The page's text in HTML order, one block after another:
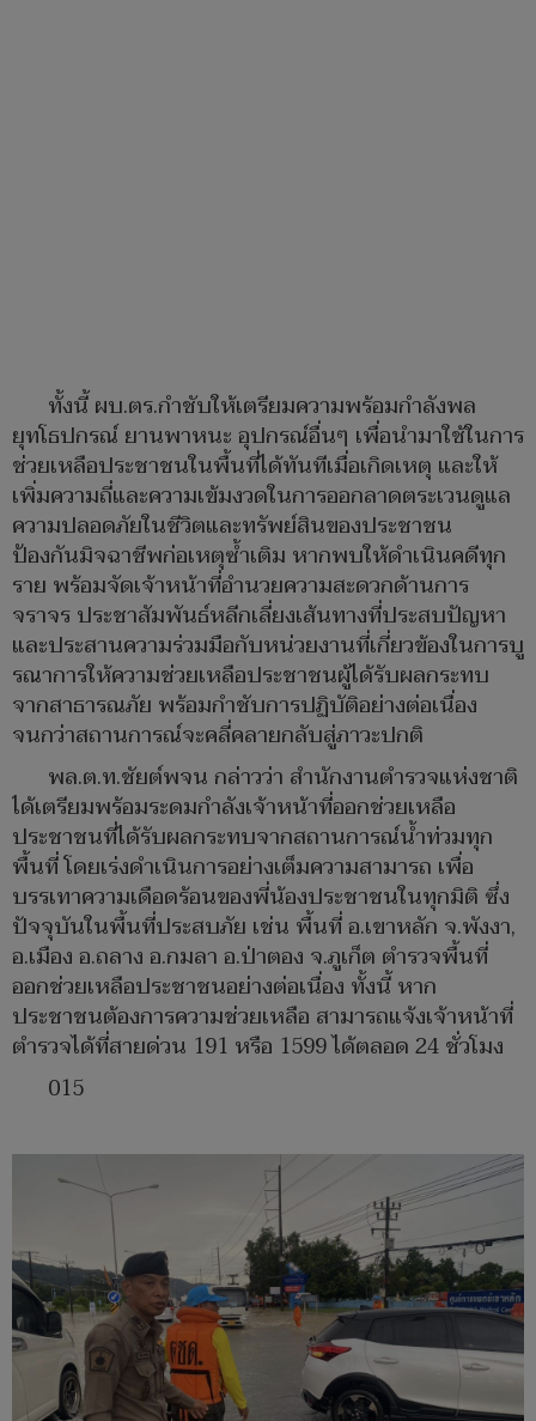
ทั้งนี้ ผบ.ตร.กำชับให้เตรียมความพร้อมกำลังพล
ยุทโธปกรณ์ ยานพาหนะ อุปกรณ์อื่นๆ เพื่อนำมาใช้ในการ
ช่วยเหลือประชาชนในพื้นที่ได้ทันทีเมื่อเกิดเหตุ และให้
เพิ่มความถี่และความเข้มงวดในการออกลาดตระเวนดูแล
ความปลอดภัยในชีวิตและทรัพย์สินของประชาชน
ป้องกันมิจฉาชีพก่อเหตุซ้ำเติม หากพบให้ดำเนินคดีทุก
ราย พร้อมจัดเจ้าหน้าที่อำนวยความสะดวกด้านการ
จราจร ประชาสัมพันธ์หลีกเลี่ยงเส้นทางที่ประสบปัญหา
และประสานความร่วมมือกับหน่วยงานที่เกี่ยวข้องในการบู
รณาการให้ความช่วยเหลือประชาชนผู้ได้รับผลกระทบ
จากสาธารณภัย พร้อมกำชับการปฏิบัติอย่างต่อเนื่อง
จนกว่าสถานการณ์จะคลี่คลายกลับสู่ภาวะปกติ
พล.ต.ท.ชัยต์พจน กล่าวว่า สำนักงานตำรวจแห่งชาติ
ได้เตรียมพร้อมระดมกำลังเจ้าหน้าที่ออกช่วยเหลือ
ประชาชนที่ได้รับผลกระทบจากสถานการณ์น้ำท่วมทุก
พื้นที่ โดยเร่งดำเนินการอย่างเต็มความสามารถ เพื่อ
บรรเทาความเดือดร้อนของพี่น้องประชาชนในทุกมิติ ซึ่ง
ปัจจุบันในพื้นที่ประสบภัย เช่น พื้นที่ อ.เขาหลัก จ.พังงา,
อ.เมือง อ.ถลาง อ.กมลา อ.ป่าตอง จ.ภูเก็ต ตำรวจพื้นที่
ออกช่วยเหลือประชาชนอย่างต่อเนื่อง ทั้งนี้ หาก
ประชาชนต้องการความช่วยเหลือ สามารถแจ้งเจ้าหน้าที่
ตำรวจได้ที่สายด่วน 191 หรือ 1599 ได้ตลอด 24 ชั่วโมง
015